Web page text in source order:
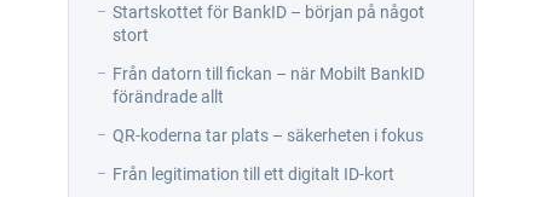
Startskottet för BankID – början på något
stort
Från datorn till fickan – när Mobilt BankID
förändrade allt
QR-koderna tar plats – säkerheten i fokus
Från legitimation till ett digitalt ID-kort